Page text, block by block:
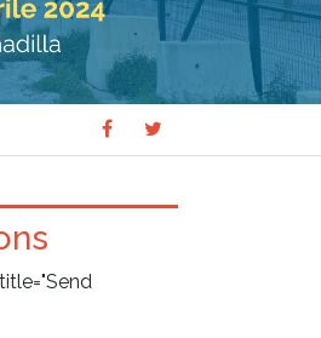
Share
on
on